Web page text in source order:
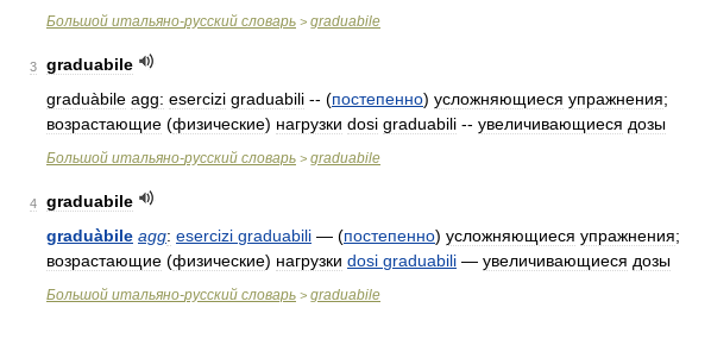
Большой итальяно-русский словарь > graduabile
3
graduabile
graduàbile agg: esercizi graduabili -- (постепенно) усложняющиеся упражнения;
возрастающие (физические) нагрузки dosi graduabili -- увеличивающиеся дозы
Большой итальяно-русский словарь > graduabile
4
graduabile
graduàbile agg: esercizi graduabili — (постепенно) усложняющиеся упражнения;
возрастающие (физические) нагрузки dosi graduabili — увеличивающиеся дозы
Большой итальяно-русский словарь > graduabile